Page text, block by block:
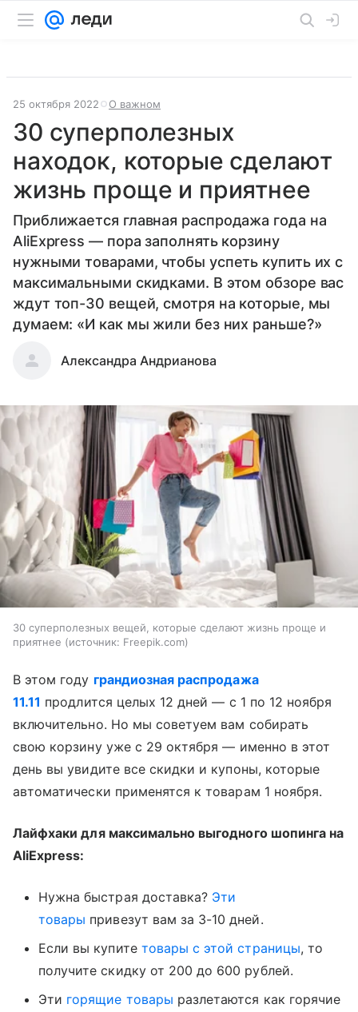
25 октября 2022 О важном
30 суперполезных
находок, которые сделают
жизнь проще и приятнее
Приближается главная распродажа года на
AliExpress — пора заполнять корзину
нужными товарами, чтобы успеть купить их с
максимальными скидками. В этом обзоре вас
ждут топ-30 вещей, смотря на которые, мы
думаем: «И как мы жили без них раньше?»
Александра Андрианова
30 суперполезных вещей, которые сделают жизнь проще и
приятнее
источник: Freepik.com
В этом году грандиозная распродажа
11.11 продлится целых 12 дней — с 1 по 12 ноября
включительно. Но мы советуем вам собирать
свою корзину уже с 29 октября — именно в этот
день вы увидите все скидки и купоны, которые
автоматически применятся к товарам 1 ноября.
Лайфхаки для максимально выгодного шопинга на
AliExpress:
Нужна быстрая доставка? Эти
товары привезут вам за 3-10 дней.
Если вы купите товары с этой страницы, то
получите скидку от 200 до 600 рублей.
Эти горящие товары разлетаются как горячие